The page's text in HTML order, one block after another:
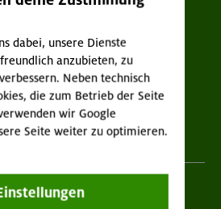
Gewalt
dabei, unsere Dienste
anzubieten, zu
Neben technisch
die zum Betrieb der Seite
wir Google
Seite weiter zu optimieren.